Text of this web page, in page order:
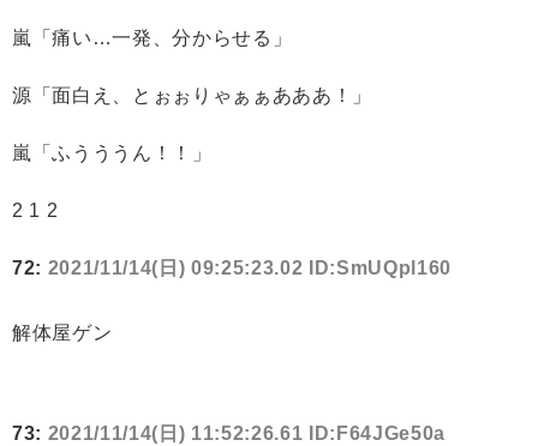
嵐「痛い…一発、分からせる」
源「面白え、とぉぉりゃぁぁあああ！」
嵐「ふうううん！！」
2 1 2
72: 2021/11/14(日) 09:25:23.02 ID:SmUQpl160
解体屋ゲン
73: 2021/11/14(日) 11:52:26.61 ID:F64JGe50a